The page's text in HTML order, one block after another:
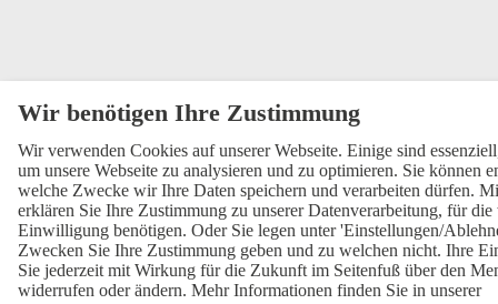
Wir verwenden Cookies auf unserer Webseite. Einige sind
um unsere Webseite zu analysieren und zu optimieren. Sie können
welche Zwecke wir Ihre Daten speichern und verarbeiten dürfen.
erklären Sie Ihre Zustimmung zu unserer Datenverarbeitung, für
Einwilligung benötigen. Oder Sie legen unter 'Einstellungen/
Zwecken Sie Ihre Zustimmung geben und zu welchen nicht. Ihre
Sie jederzeit mit Wirkung für die Zukunft im Seitenfuß über den
widerrufen oder ändern. Mehr Informationen finden Sie in unserer